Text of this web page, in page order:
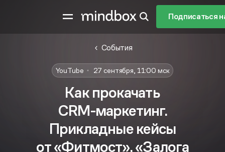
Подписаться
События
YouTube 27 сентября, 11:00 мск
Как прокачать
CRM-маркетинг.
Прикладные кейсы
от «Фитмост», «Залога